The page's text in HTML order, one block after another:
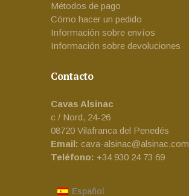
Métodos de pago
Cómo hacer un pedido
Información sobre envíos
Información sobre devoluciones
Contacto
Cavas Alsinac
c / Nord, 24-26
08720 Vilafranca del Penedés
Email: cava-alsinac@alsinac.com
Teléfono: +34 930 24 73 69
Español